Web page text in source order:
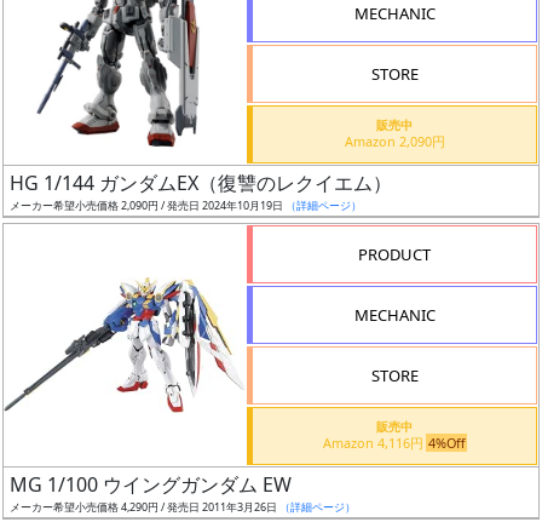
ー
ズ・
況
MECHANIC
STORE
販売中
Amazon 2,090円
HG 1/144 ガンダムEX（復讐のレクイエム）
メーカー希望小売価格 2,090円 / 発売日 2024年10月19日 （詳細ページ）
PRODUCT
MECHANIC
STORE
販売中
Amazon 4,116円 4%Off
MG 1/100 ウイングガンダム EW
メーカー希望小売価格 4,290円 / 発売日 2011年3月26日 （詳細ページ）